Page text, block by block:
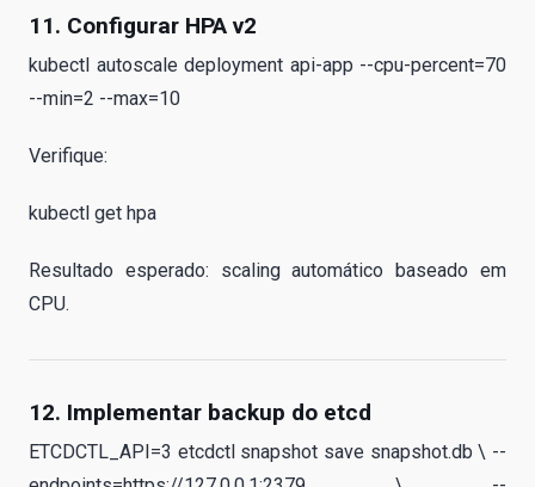
11. Configurar HPA v2
kubectl autoscale deployment api-app --cpu-percent=70
--min=2 --max=10
Verifique:
kubectl get hpa
Resultado esperado: scaling automático baseado em
CPU.
12. Implementar backup do etcd
ETCDCTL_API=3 etcdctl snapshot save snapshot.db \ --